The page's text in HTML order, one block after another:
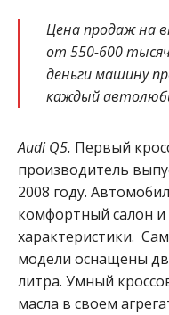
Цена продаж на
от 550-600
деньги машину
каждый
Audi Q5. Первый
производитель
2008 году.
комфортный салон и
характеристики.
модели оснащены
литра. Умный
масла в своем